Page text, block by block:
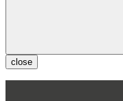
close